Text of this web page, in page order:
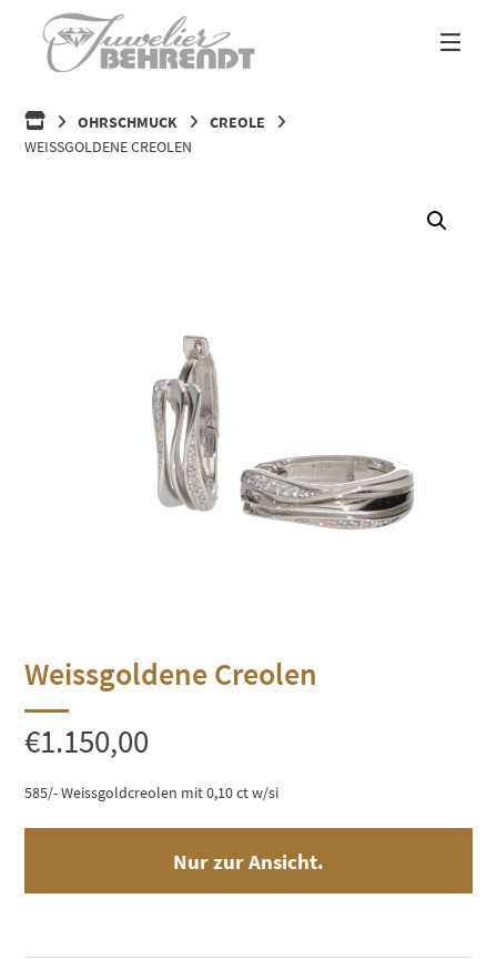
HOMEOHRSCHMUCK
CREOLE
WEISSGOLDENE CREOLEN
Weissgoldene Creolen
€1.150,00
585/- Weissgoldcreolen mit 0,10 ct w/si
Nur zur Ansicht.